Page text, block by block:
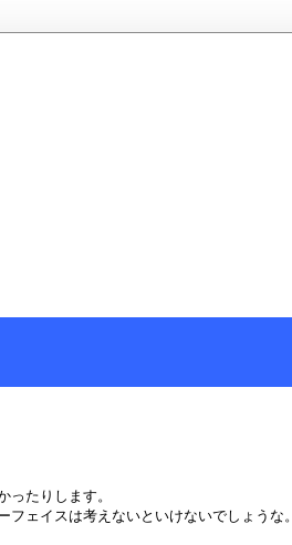
たりします。
ェイスは考えないといけないでしょうな。